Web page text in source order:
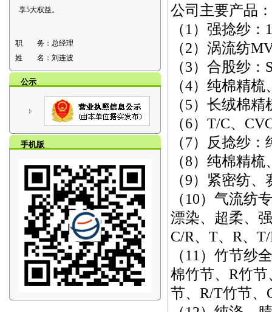
享5大权益。
职 务： 总经理
姓 名： 刘连波
公示
手机版
公司主要产品
（1）强捻纱
（2）涡流纺
（3）合股纱：
（4）纯棉精
（5）长绒棉
（6）T/C、
（7）反捻纱
（8）纯棉精
（9）紧密纺
（10）气流纺
漂染、超柔、
C/R、T、R、
（11）竹节纱
棉竹节、R竹
节、R/T竹节、